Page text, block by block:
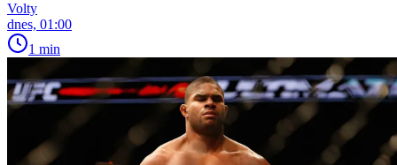
Volty
dnes, 01:00
1 min